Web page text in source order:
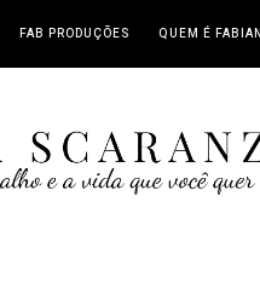
FAB PRODUÇÕES QUEM É